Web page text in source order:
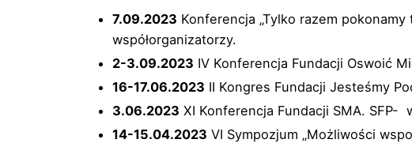
7.09.2023 Konferencja „Tylko razem
współorganizatorzy.
2-3.09.2023 IV Konferencja Fundacji Oswoić
16-17.06.2023 II Kongres Fundacji Jesteśmy
3.06.2023 XI Konferencja Fundacji SMA. SFP-
14-15.04.2023 VI Sympozjum „Możliwości